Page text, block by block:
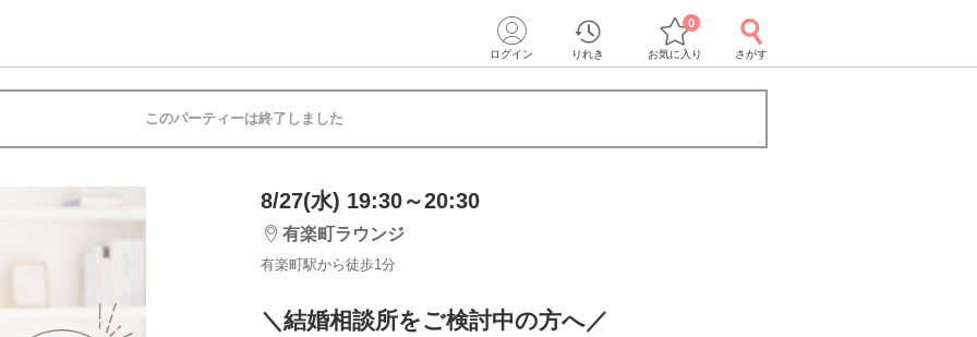
ログイン りれき お気に入り
0
さがす
このパーティーは終了しました
8/27(水) 19:30～20:30
有楽町ラウンジ
有楽町駅から徒歩1分
＼結婚相談所をご検討中の方へ／